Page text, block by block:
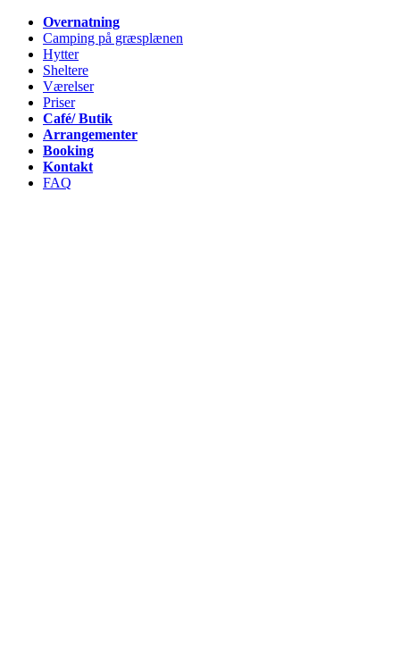
Overnatning
Camping på græsplænen
Hytter
Sheltere
Værelser
Priser
Café/ Butik
Arrangementer
Booking
Kontakt
FAQ